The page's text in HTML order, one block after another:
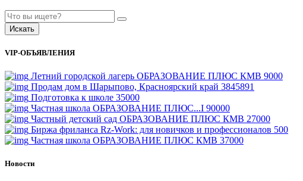
Искать
VIP-ОБЪЯВЛЕНИЯ
Летний городской лагерь ОБРАЗОВАНИЕ ПЛЮС КМВ 9000
Продам дом в Шарыпово, Красноярский край 3845891
Подготовка к школе 35000
Частная школа ОБРАЗОВАНИЕ ПЛЮС...I 90000
Частный детский сад ОБРАЗОВАНИЕ ПЛЮС КМВ 27000
Биржа фриланса Rz-Work: для новичков и профессионалов 500
Частная школа ОБРАЗОВАНИЕ ПЛЮС КМВ 37000
Новости